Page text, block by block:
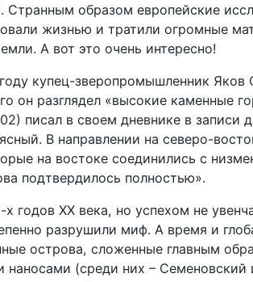
Странным образом европейские
жизнью и тратили огромные
А вот это очень интересно!
купец-зверопромышленник Яков
он разглядел «высокие каменные
писал в своем дневнике в записи
В направлении на северо-
на востоке соединились с
подтвердилось полностью».
годов XX века, но успехом не
разрушили миф. А время и
острова, сложенные главным
(среди них – Семеновский